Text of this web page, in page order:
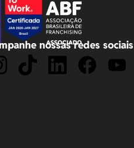
nossas redes sociais